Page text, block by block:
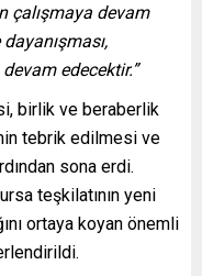
çalışmaya devam
edecektir.”
birlik ve beraberlik
tebrik edilmesi ve
sona erdi.
teşkilatının yeni
ortaya koyan önemli